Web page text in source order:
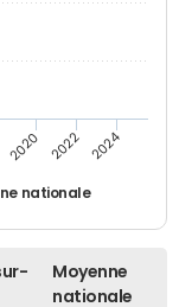
nationale
2020 2022 2024
Moyenne
nationale